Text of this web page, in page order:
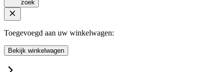
zoek
Toegevoegd aan uw winkelwagen:
Bekijk winkelwagen